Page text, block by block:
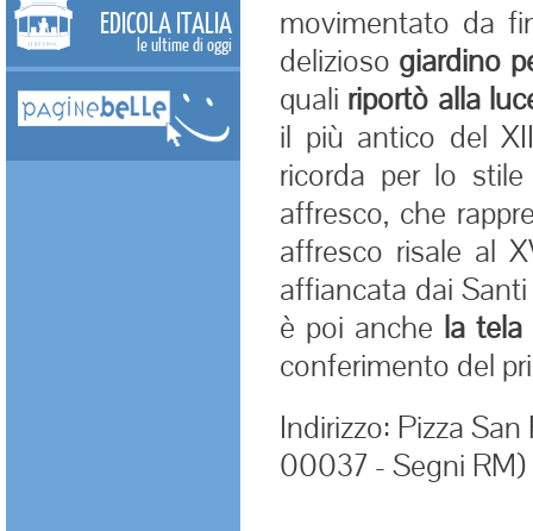
EDICOLA ITALIA
le ultime di oggi
movimentato da
delizioso giardino
quali riportò alla
il più antico del
ricorda per lo
affresco, che
affresco risale al
affiancata dai
è poi anche la tela
conferimento del
Indirizzo: Pizza San
00037 - Segni RM)